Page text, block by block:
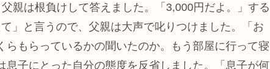
親は根負けして答えました。「3,000円だよ。」する
」と言うので、父親は大声で叱りつけました。「お
もらっているかの聞いたのか。もう部屋に行って寝
子にとった自分の態度を反省しました。「息子が何